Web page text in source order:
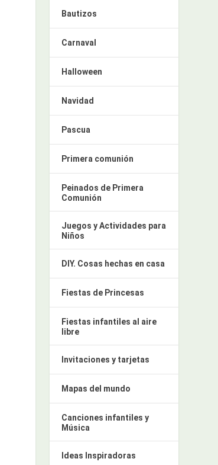
Bautizos
Carnaval
Halloween
Navidad
Pascua
Primera comunión
Peinados de Primera
Comunión
Juegos y Actividades para
Niños
DIY. Cosas hechas en casa
Fiestas de Princesas
Fiestas infantiles al aire
libre
Invitaciones y tarjetas
Mapas del mundo
Canciones infantiles y
Música
Ideas Inspiradoras